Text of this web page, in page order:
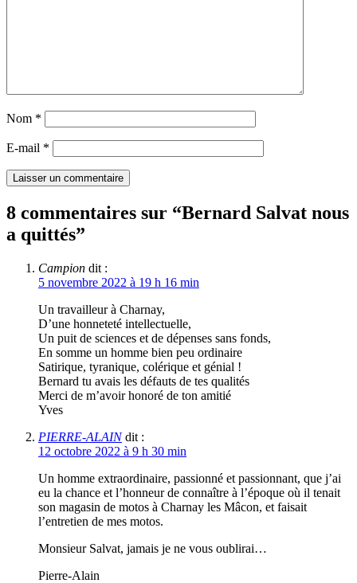
Nom *
E-mail *
8 commentaires sur “Bernard Salvat nous
a quittés”
Campion dit :
5 novembre 2022 à 19 h 16 min
Un travailleur à Charnay,
D’une honneteté intellectuelle,
Un puit de sciences et de dépenses sans fonds,
En somme un homme bien peu ordinaire
Satirique, tyranique, colérique et génial !
Bernard tu avais les défauts de tes qualités
Merci de m’avoir honoré de ton amitié
Yves
PIERRE-ALAIN dit :
12 octobre 2022 à 9 h 30 min
Un homme extraordinaire, passionné et passionnant, que j’ai
eu la chance et l’honneur de connaître à l’époque où il tenait
son magasin de motos à Charnay les Mâcon, et faisait
l’entretien de mes motos.
Monsieur Salvat, jamais je ne vous oublirai…
Pierre-Alain